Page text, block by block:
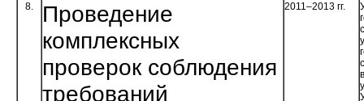
8.
Проведение
комплексных
проверок соблюдения
требований
2011–2013 гг.